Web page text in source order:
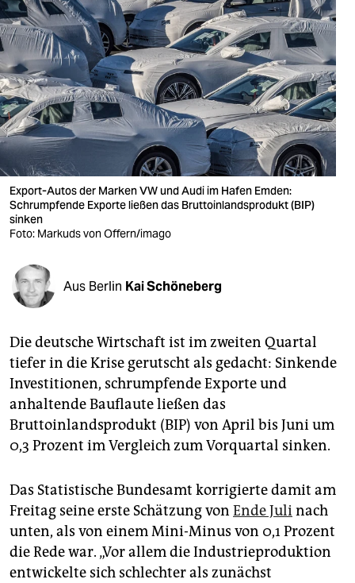
nord
wahrheit
verlag
verlag
veranstaltungen
shop
fragen & hilfe
abo
genossenschaft
epaper login
Export-Autos der Marken VW und Audi im Hafen Emden:
Schrumpfende Exporte ließen das Bruttoinlandsprodukt (BIP)
sinken
Foto: Markuds von Offern/imago
Aus Berlin Kai Schöneberg
Die deutsche Wirtschaft ist im zweiten Quartal
tiefer in die Krise gerutscht als gedacht: Sinkende
Investitionen, schrumpfende Exporte und
anhaltende Bauflaute ließen das
Bruttoinlandsprodukt (BIP) von April bis Juni um
0,3 Prozent im Vergleich zum Vorquartal sinken.
Das Statistische Bundesamt korrigierte damit am
Freitag seine erste Schätzung von Ende Julinach
unten, als von einem Mini-Minus von 0,1 Prozent
die Rede war. „Vor allem die Industrieproduktion
entwickelte sich schlechter als zunächst